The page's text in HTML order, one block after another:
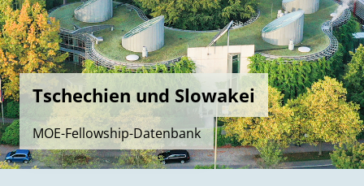
Tschechien und Slowakei
MOE-Fellowship-Datenbank